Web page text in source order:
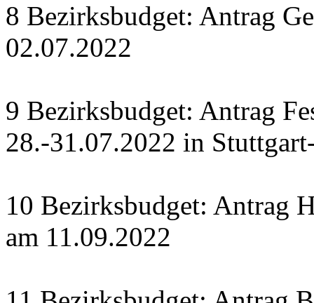
8 Bezirksbudget: Antrag
02.07.2022
9 Bezirksbudget: Antrag
28.-31.07.2022 in
10 Bezirksbudget: Antrag
am 11.09.2022